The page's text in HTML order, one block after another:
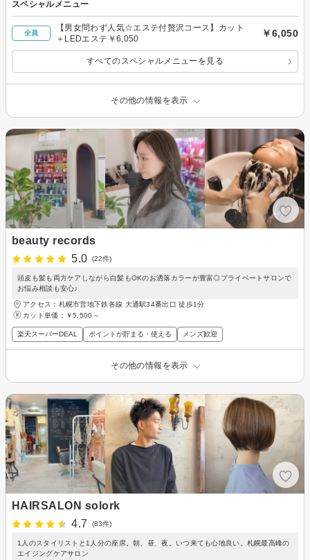
スペシャルメニュー
全員
【男女問わず人気☆エステ付贅沢コース】カット
＋LEDエステ￥6,050
￥6,050
すべてのスペシャルメニューを見る
その他の情報を表示
beauty records
5.0
(22件)
頭皮も髪も両方ケアしながら白髪もOKのお洒落カラーが豊富◎プライベートサロンで
お悩み相談も安心♪
アクセス：札幌市営地下鉄各線 大通駅34番出口 徒歩1分
カット単価： ￥5,500～
楽天スーパーDEAL ポイントが貯まる・使える メンズ歓迎
その他の情報を表示
HAIRSALON solork
4.7
(83件)
1人のスタイリストと1人分の座席。朝、昼、夜。いつ来ても心地良い。札幌最高峰の
エイジングケアサロン